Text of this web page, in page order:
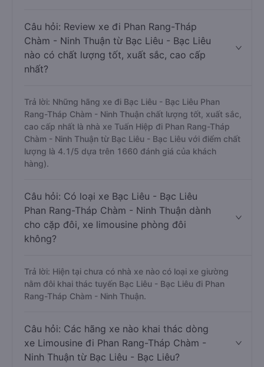
Câu hỏi: Review xe đi Phan Rang-Tháp
Chàm - Ninh Thuận từ Bạc Liêu - Bạc Liêu
nào có chất lượng tốt, xuất sắc, cao cấp
nhất?
Trả lời: Những hãng xe đi Bạc Liêu - Bạc Liêu Phan
Rang-Tháp Chàm - Ninh Thuận chất lượng tốt, xuất sắc,
cao cấp nhất là nhà xe Tuấn Hiệp đi Phan Rang-Tháp
Chàm - Ninh Thuận từ Bạc Liêu - Bạc Liêu với điểm chất
lượng là 4.1/5 dựa trên 1660 đánh giá của khách
hàng).
Câu hỏi: Có loại xe Bạc Liêu - Bạc Liêu
Phan Rang-Tháp Chàm - Ninh Thuận dành
cho cặp đôi, xe limousine phòng đôi
không?
Trả lời: Hiện tại chưa có nhà xe nào có loại xe giường
nằm đôi khai thác tuyến Bạc Liêu - Bạc Liêu đi Phan
Rang-Tháp Chàm - Ninh Thuận.
Câu hỏi: Các hãng xe nào khai thác dòng
xe Limousine đi Phan Rang-Tháp Chàm -
Ninh Thuận từ Bạc Liêu - Bạc Liêu?